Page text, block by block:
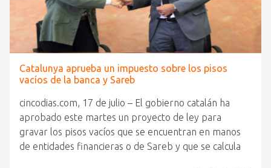
Catalunya aprueba un impuesto sobre los pisos
vacíos de la banca y Sareb
cincodias.com, 17 de julio – El gobierno catalán ha
aprobado este martes un proyecto de ley para
gravar los pisos vacíos que se encuentran en manos
de entidades financieras o de Sareb y que se calcula